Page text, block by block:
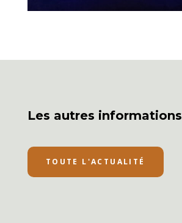
Les autres informations
TOUTE L'ACTUALITÉ